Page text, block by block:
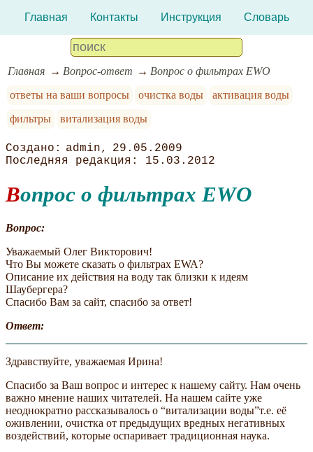
Главная Контакты Инструкция Словарь
Главная Вопрос-ответ
Вопрос о фильтрах EWO
ответы на ваши вопросы
очистка воды
активация воды
фильтры
витализация воды
admin
29.05.2009
15.03.2012
Вопрос о фильтрах EWO
Вопрос:
Уважаемый Олег Викторович!
Что Вы можете сказать о фильтрах EWA?
Описание их действия на воду так близки к идеям
Шаубергера?
Спасибо Вам за сайт, спасибо за ответ!
Ответ:
Здравствуйте, уважаемая Ирина!
Спасибо за Ваш вопрос и интерес к нашему сайту. Нам очень
важно мнение наших читателей. На нашем сайте уже
неоднократно рассказывалось о “витализации воды”т.е. её
оживлении, очистка от предыдущих вредных негативных
воздействий, которые оспаривает традиционная наука.